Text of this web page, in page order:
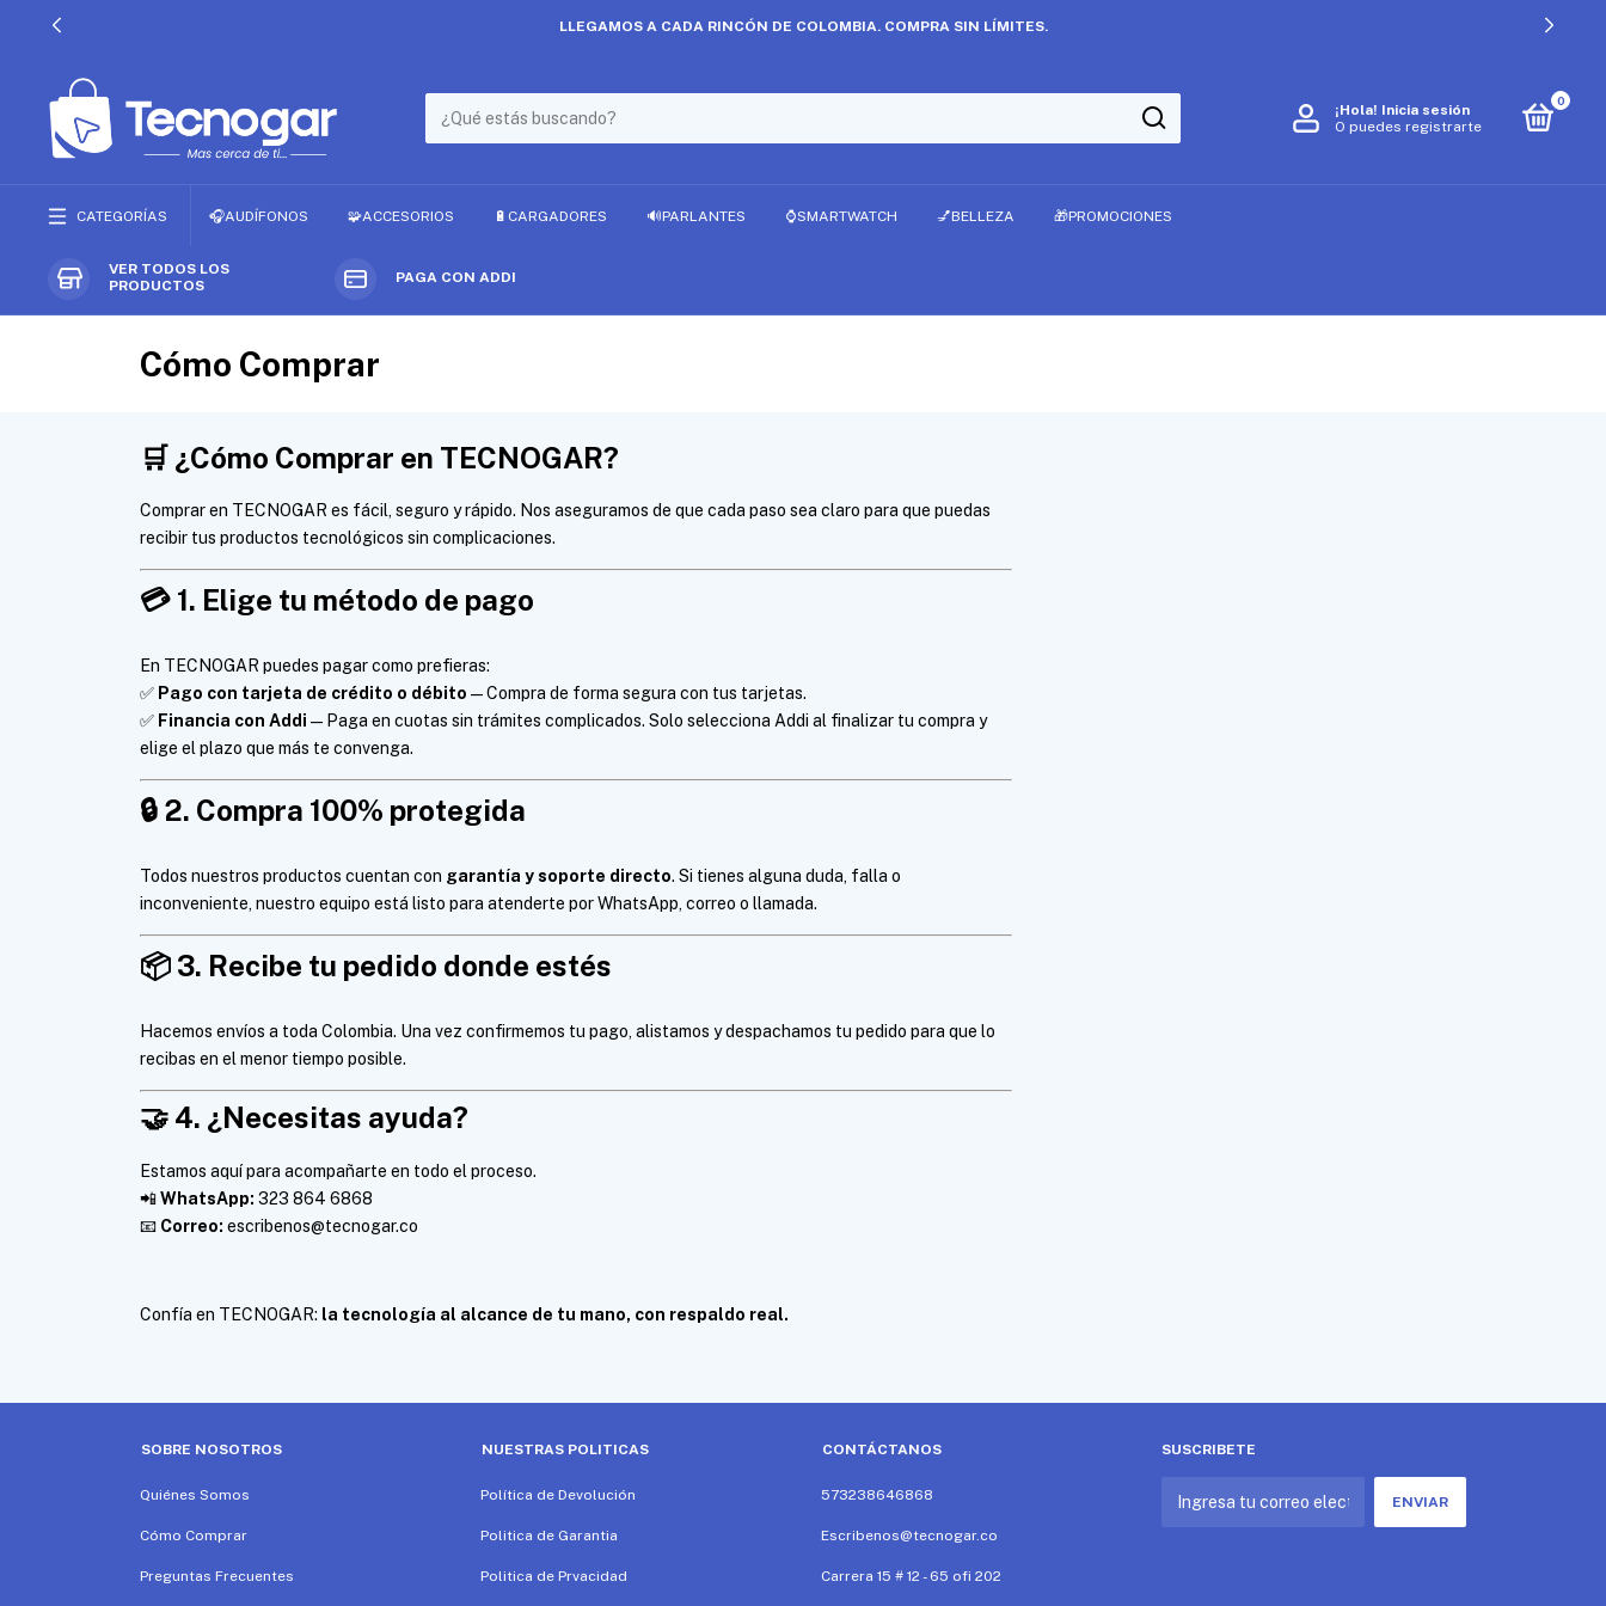
LLEGAMOS A CADA RINCÓN DE COLOMBIA. COMPRA SIN LÍMITES.
¡Hola! Inicia sesión
O puedes registrarte
0
CATEGORÍAS 🎧AUDÍFONOS 🧩ACCESORIOS 🔋CARGADORES 🔊PARLANTES ⌚SMARTWATCH 💅BELLEZA 🎁PROMOCIONES
VER TODOS LOS
PRODUCTOS
PAGA CON ADDI
Cómo Comprar
🛒 ¿Cómo Comprar en TECNOGAR?
Comprar en TECNOGAR es fácil, seguro y rápido. Nos aseguramos de que cada paso sea claro para que puedas
recibir tus productos tecnológicos sin complicaciones.
💳 1. Elige tu método de pago
En TECNOGAR puedes pagar como prefieras:
✅ Pago con tarjeta de crédito o débito — Compra de forma segura con tus tarjetas.
✅ Financia con Addi — Paga en cuotas sin trámites complicados. Solo selecciona Addi al finalizar tu compra y
elige el plazo que más te convenga.
🔒 2. Compra 100% protegida
Todos nuestros productos cuentan con garantía y soporte directo. Si tienes alguna duda, falla o
inconveniente, nuestro equipo está listo para atenderte por WhatsApp, correo o llamada.
📦 3. Recibe tu pedido donde estés
Hacemos envíos a toda Colombia. Una vez confirmemos tu pago, alistamos y despachamos tu pedido para que lo
recibas en el menor tiempo posible.
🤝 4. ¿Necesitas ayuda?
Estamos aquí para acompañarte en todo el proceso.
📲WhatsApp: 323 864 6868
📧 Correo: escribenos@tecnogar.co
Confía en TECNOGAR: la tecnología al alcance de tu mano, con respaldo real.
SOBRE NOSOTROS
Quiénes Somos
Cómo Comprar
Preguntas Frecuentes
NUESTRAS POLITICAS
Política de Devolución
Politica de Garantia
Politica de Prvacidad
CONTÁCTANOS
573238646868
Escribenos@tecnogar.co
Carrera 15 # 12 - 65 ofi 202
SUSCRIBETE